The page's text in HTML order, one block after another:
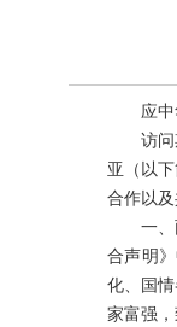
应
访
亚（以
合作以
一
合声明
化、国
家富强